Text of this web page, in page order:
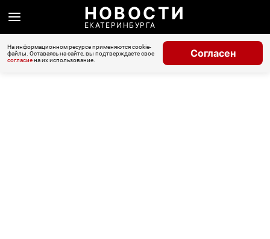
НОВОСТИ
ЕКАТЕРИНБУРГА
На информационном ресурсе применяются cookie-
файлы. Оставаясь на сайте, вы подтверждаете свое
согласиена их использование.
Согласен